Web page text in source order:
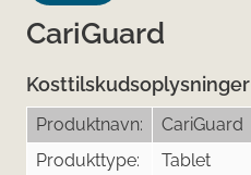
CariGuard
Kosttilskudsoplysninger
Produktnavn: CariGuard
Produkttype:
Tablet